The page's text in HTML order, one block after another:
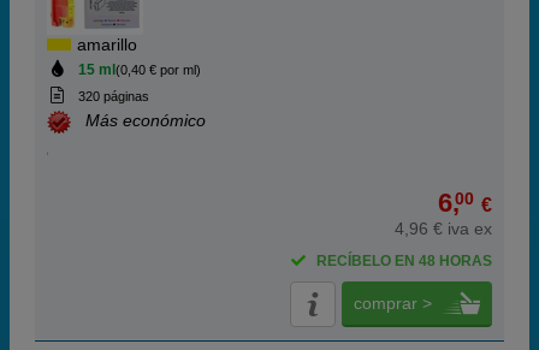
amarillo
15 ml (0,40 € por ml)
320 páginas
Más económico
6,00 €
4,96 € iva ex
RECÍBELO EN 48 HORAS
comprar >